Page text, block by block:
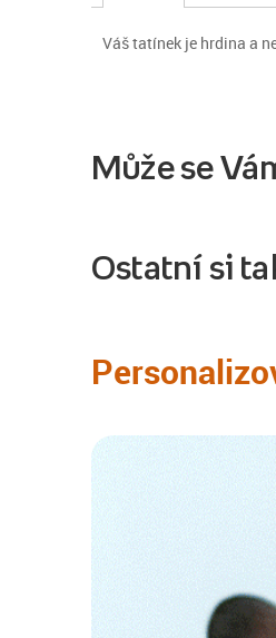
Váš tatínek je hrdina a
Může se
Ostatní si